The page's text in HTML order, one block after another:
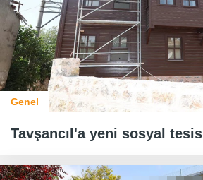
Genel
Tavşancıl'a yeni sosyal tesis